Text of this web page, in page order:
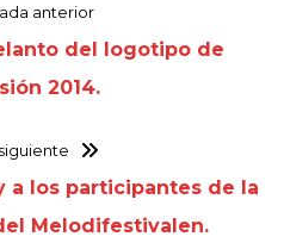
anterior
del logotipo de
2014.
a los participantes de la
Melodifestivalen.